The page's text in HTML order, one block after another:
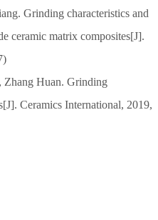
Grinding characteristics and
ceramic matrix composites[J].
Zhang Huan. Grinding
Ceramics International, 2019,